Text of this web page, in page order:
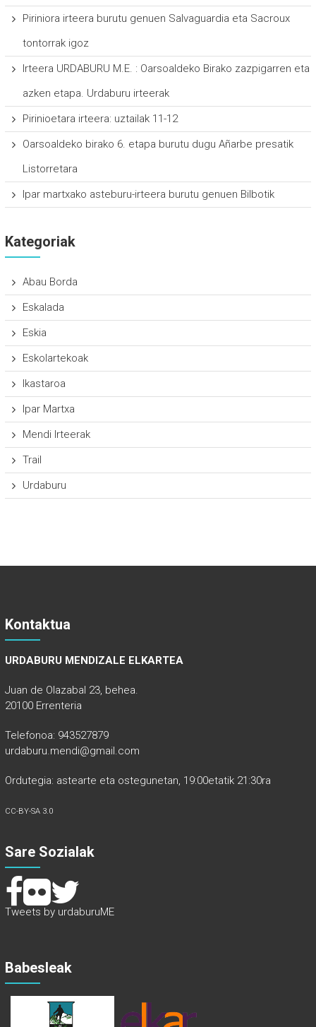
Piriniora irteera burutu genuen Salvaguardia eta Sacroux
tontorrak igoz
Irteera URDABURU M.E. : Oarsoaldeko Birako zazpigarren eta
azken etapa. Urdaburu irteerak
Pirinioetara irteera: uztailak 11-12
Oarsoaldeko birako 6. etapa burutu dugu Añarbe presatik
Listorretara
Ipar martxako asteburu-irteera burutu genuen Bilbotik
Kategoriak
Abau Borda
Eskalada
Eskia
Eskolartekoak
Ikastaroa
Ipar Martxa
Mendi Irteerak
Trail
Urdaburu
Kontaktua
URDABURU MENDIZALE ELKARTEA
Juan de Olazabal 23, behea.
20100 Errenteria
Telefonoa: 943527879
urdaburu.mendi@gmail.com
Ordutegia: astearte eta ostegunetan, 19:00etatik 21:30ra
CC-BY-SA 3.0
Sare Sozialak
Tweets by urdaburuME
Babesleak